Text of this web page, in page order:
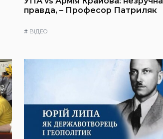
правда, – Професор Патриляк
# ВІДЕО